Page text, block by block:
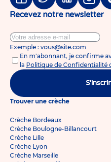
Facebook
TwitterLinkedin
Recevez notre newsletter
Exemple : vous@site.com
En m'abonnant, je confirme
la Politique de Confidentialité
Trouver une crèche
Crèche Bordeaux
Crèche Boulogne-Billancourt
Crèche Lille
Crèche Lyon
Crèche Marseille